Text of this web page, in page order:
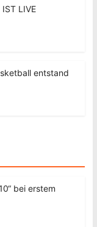
LIVE
entstand
bei erstem